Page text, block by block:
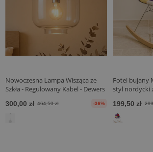
Nowoczesna Lampa Wisząca ze
Szkła - Regulowany Kabel - Dewers
300,00 zł 464,50 zł -36%
Fotel bujany
styl nordycki
199,50 zł